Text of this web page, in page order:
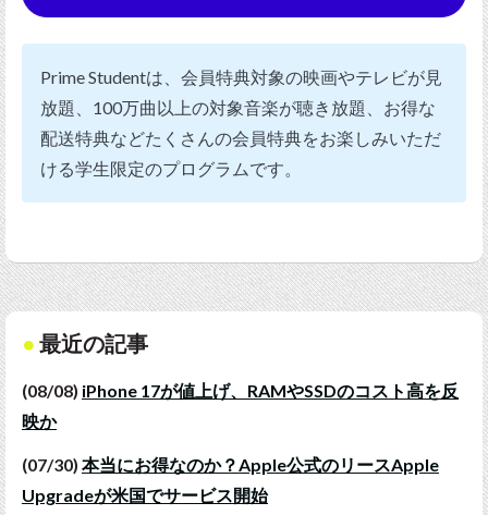
Prime Studentは、会員特典対象の映画やテレビが見
放題、100万曲以上の対象音楽が聴き放題、お得な
配送特典などたくさんの会員特典をお楽しみいただ
ける学生限定のプログラムです。
最近の記事
(08/08) iPhone 17が値上げ、RAMやSSDのコスト高を反
映か
(07/30) 本当にお得なのか？Apple公式のリースApple
Upgradeが米国でサービス開始